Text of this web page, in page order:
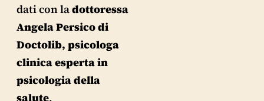
dati con ladottoressa
Angela Persico di
Doctolib, psicologa
clinica esperta in
psicologia della
salute.